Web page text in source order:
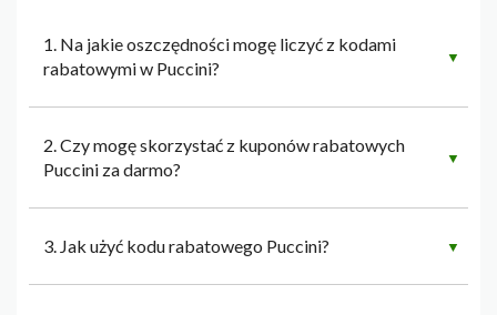
1. Na jakie oszczędności mogę liczyć z kodami
rabatowymi w Puccini?
▼
2. Czy mogę skorzystać z kuponów rabatowych
Puccini za darmo?
▼
3. Jak użyć kodu rabatowego Puccini? ▼